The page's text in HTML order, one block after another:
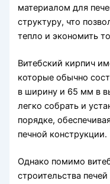
материалом для
структуру, что
тепло и экономить
Витебский кирпич
которые обычно
в ширину и 65 мм в
легко собрать и
порядке,
печной конструкции.
Однако помимо
строительства